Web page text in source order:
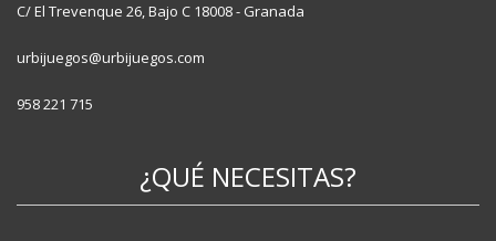
C/ El Trevenque 26, Bajo C 18008 - Granada
urbijuegos@urbijuegos.com
958 221 715
¿QUÉ NECESITAS?